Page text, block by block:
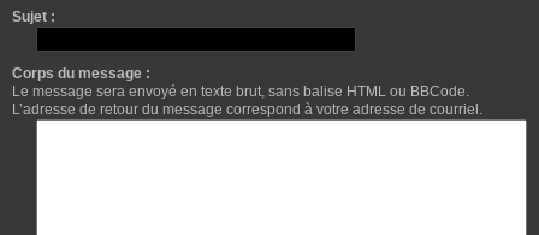
Sujet :
Corps du message :
Le message sera envoyé en texte brut, sans balise HTML ou BBCode.
L’adresse de retour du message correspond à votre adresse de courriel.